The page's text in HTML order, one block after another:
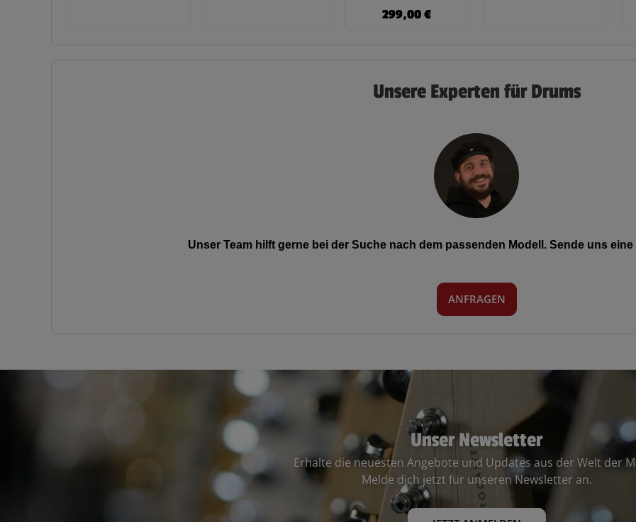
299,00€
Unsere Experten für Drums
Unser Team hilft gerne bei der Suche nach dem passenden Modell. Sende uns
ANFRAGEN
Unser Newsletter
Erhalte die neuesten Angebote und Updates aus der Welt der
Melde dich jetzt für unseren Newsletter an.